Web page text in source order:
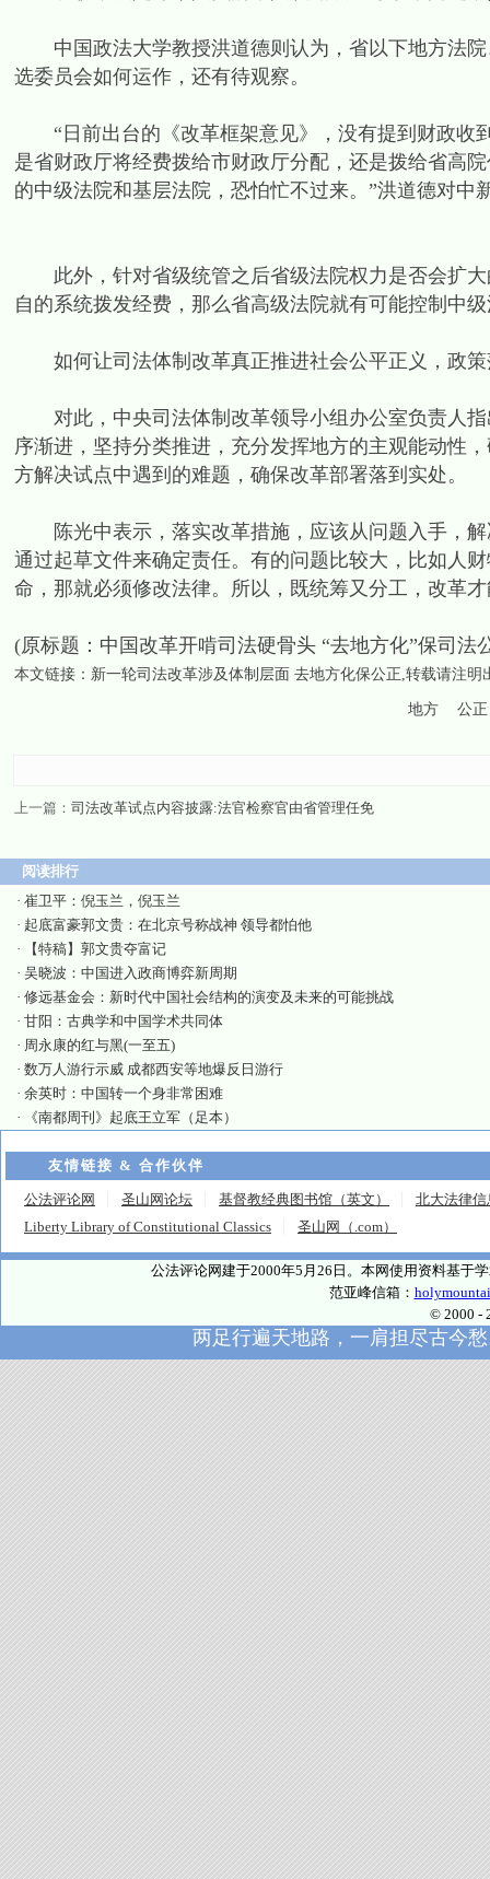
中国政法大学教授洪道德则认为，省以下地方法院
选委员会如何运作，还有待观察。
“日前出台的《改革框架意见》，没有提到财政收
是省财政厅将经费拨给市财政厅分配，还是拨给省高
的中级法院和基层法院，恐怕忙不过来。”洪道德对中
此外，针对省级统管之后省级法院权力是否会扩大
自的系统拨发经费，那么省高级法院就有可能控制中
如何让司法体制改革真正推进社会公平正义，政策
对此，中央司法体制改革领导小组办公室负责人指
序渐进，坚持分类推进，充分发挥地方的主观能动性
方解决试点中遇到的难题，确保改革部署落到实处。
陈光中表示，落实改革措施，应该从问题入手，解
通过起草文件来确定责任。有的问题比较大，比如人
命，那就必须修改法律。所以，既统筹又分工，改革
(原标题：中国改革开啃司法硬骨头 “去地方化”保司法
本文链接： 新一轮司法改革涉及体制层面 去地方化保公正,转载请注明
地方 公正
上一篇： 司法改革试点内容披露:法官检察官由省管理任免
阅读排行
· 崔卫平：倪玉兰，倪玉兰
· 起底富豪郭文贵：在北京号称战神 领导都怕他
·
【特稿】郭文贵夺富记
· 吴晓波：中国进入政商博弈新周期
· 修远基金会：新时代中国社会结构的演变及未来的可能挑战
· 甘阳：古典学和中国学术共同体
· 周永康的红与黑(一至五)
· 数万人游行示威 成都西安等地爆反日游行
· 余英时：中国转一个身非常困难
·
《南都周刊》起底王立军（足本）
友情链接 & 合作伙伴
公法评论网 圣山网论坛 基督教经典图书馆（英文）
北大法律信
Liberty Library of Constitutional Classics
圣山网（.com）
公法评论网建于2000年5月26日。本网使用资料基于
范亚峰信箱：
© 2000 -
两足行遍天地路，一肩担尽古今